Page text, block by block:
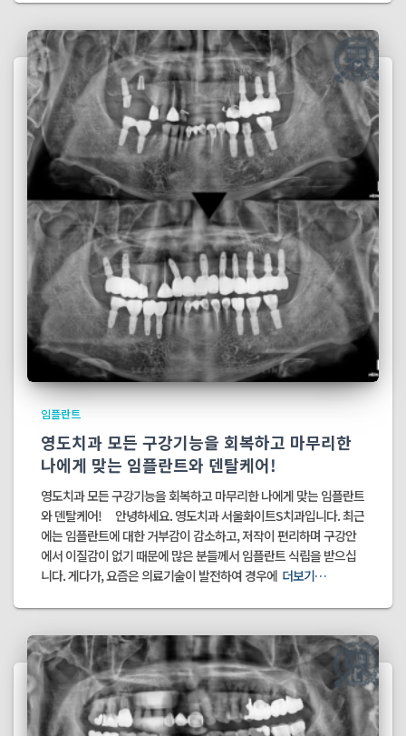
임플란트
영도치과 모든 구강기능을 회복하고 마무리한
나에게 맞는 임플란트와 덴탈케어!
영도치과 모든 구강기능을 회복하고 마무리한 나에게 맞는 임플란트
와 덴탈케어! 안녕하세요. 영도치과 서울화이트S치과입니다. 최근
에는 임플란트에 대한 거부감이 감소하고, 저작이 편리하며 구강안
에서 이질감이 없기 때문에 많은 분들께서 임플란트 식립을 받으십
니다. 게다가, 요즘은 의료기술이 발전하여 경우에 더보기…